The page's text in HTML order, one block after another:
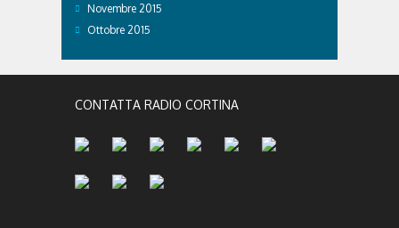
Novembre 2015
Ottobre 2015
CONTATTA RADIO CORTINA